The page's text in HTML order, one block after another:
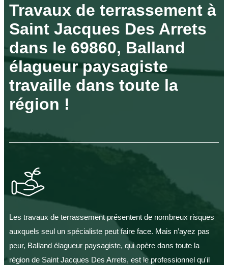
Travaux de terrassement à
Saint Jacques Des Arrets
dans le 69860, Balland
élagueur paysagiste
travaille dans toute la
région !
Les travaux de terrassement présentent de nombreux risques
auxquels seul un spécialiste peut faire face. Mais n’ayez pas
peur, Balland élagueur paysagiste, qui opère dans toute la
région de Saint Jacques Des Arrets, est le professionnel qu'il